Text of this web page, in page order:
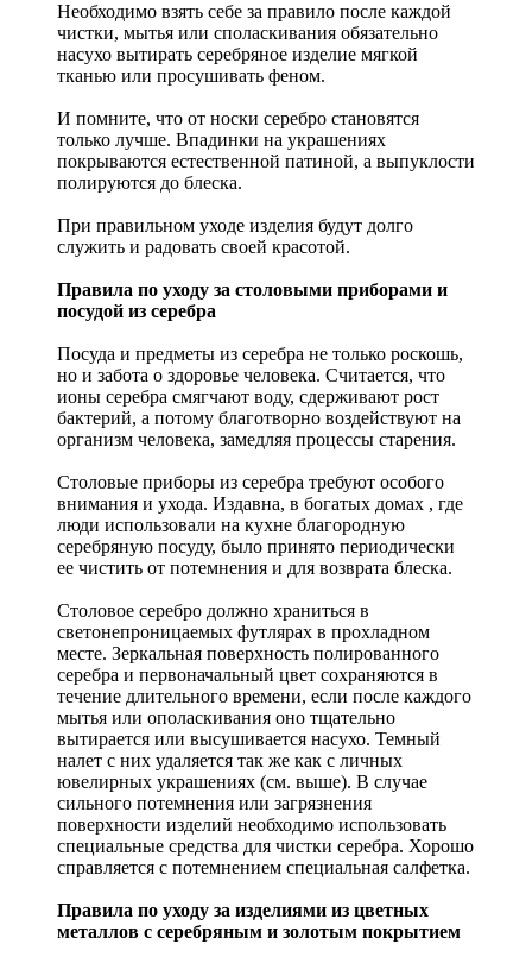
Необходимо взять себе за правило после каждой
чистки, мытья или споласкивания обязательно
насухо вытирать серебряное изделие мягкой
тканью или просушивать феном.
И помните, что от носки серебро становятся
только лучше. Впадинки на украшениях
покрываются естественной патиной, а выпуклости
полируются до блеска.
При правильном уходе изделия будут долго
служить и радовать своей красотой.
Правила по уходу за столовыми приборами и
посудой из серебра
Посуда и предметы из серебра не только роскошь,
но и забота о здоровье человека. Считается, что
ионы серебра смягчают воду, сдерживают рост
бактерий, а потому благотворно воздействуют на
организм человека, замедляя процессы старения.
Столовые приборы из серебра требуют особого
внимания и ухода. Издавна, в богатых домах , где
люди использовали на кухне благородную
серебряную посуду, было принято периодически
ее чистить от потемнения и для возврата блеска.
Столовое серебро должно храниться в
светонепроницаемых футлярах в прохладном
месте. Зеркальная поверхность полированного
серебра и первоначальный цвет сохраняются в
течение длительного времени, если после каждого
мытья или ополаскивания оно тщательно
вытирается или высушивается насухо. Темный
налет с них удаляется так же как с личных
ювелирных украшениях (см. выше). В случае
сильного потемнения или загрязнения
поверхности изделий необходимо использовать
специальные средства для чистки серебра. Хорошо
справляется с потемнением специальная салфетка.
Правила по уходу за изделиями из цветных
металлов с серебряным и золотым покрытием